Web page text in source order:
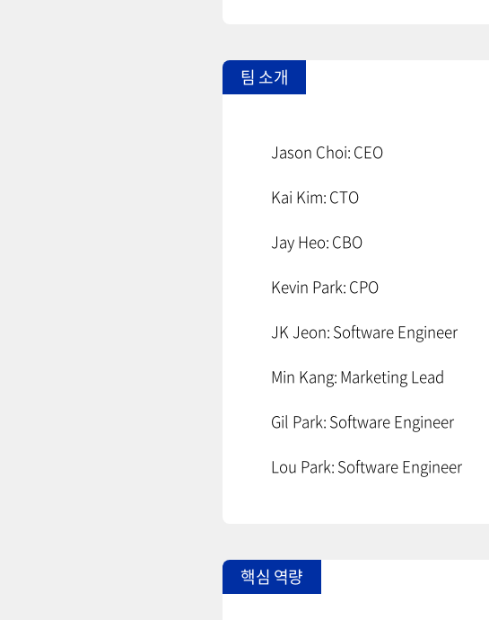
팀 소개
Jason Choi: CEO
Kai Kim: CTO
Jay Heo: CBO
Kevin Park: CPO
JK Jeon: Software Engineer
Min Kang: Marketing Lead
Gil Park: Software Engineer
Lou Park: Software Engineer
핵심 역량